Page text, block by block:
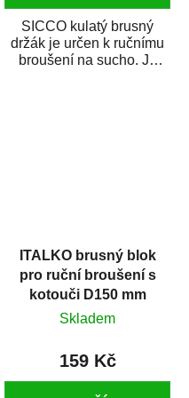
SICCO kulatý brusný
držák je určen k ručnímu
broušení na sucho. Je
ITALKO brusný blok
pro ruční broušení s
kotouči D150 mm
suchý zip
Skladem
159 Kč